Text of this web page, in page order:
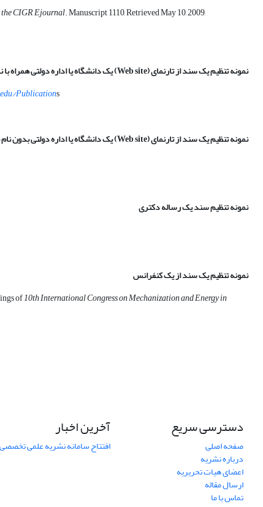
CIGR Ejournal. Manuscript 1110, Retrieved May 10, 2009,
نمونه تنظیم یک سند از تارنمای(Web site)
یک دانشگاه یا اداره دولتی همراه با
Publications
نمونه تنظیم یک سند از تارنمای(Web site)
یک دانشگاه یا اداره دولتی بدون
نمونه تنظیم سند یک رساله‌ دکتری
نمونه تنظیم یک سند از یک کنفرانس
of10th International Congress on Mechanization and Energy in
دسترسی سریع
صفحه اصلی
درباره نشریه
اعضای هیات تحریریه
ارسال مقاله
تماس با ما
آخرین اخبار
افتتاح سامانه نشریه علمی